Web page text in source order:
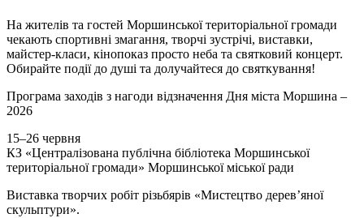
На жителів та гостей Моршинської територіальної громади
чекають спортивні змагання, творчі зустрічі, виставки,
майстер-класи, кінопоказ просто неба та святковий концерт.
Обирайте події до душі та долучайтеся до святкування!
Програма заходів з нагоди відзначення Дня міста Моршина –
2026
15–26 червня
КЗ «Централізована публічна бібліотека Моршинської
територіальної громади» Моршинської міської ради
Виставка творчих робіт різьбярів «Мистецтво дерев’яної
скульптури».